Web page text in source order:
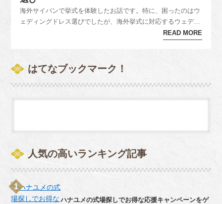
海外サイパンで挙式を体験したお話です。特に、困ったのはウ
ェディングドレス選びでしたが、海外挙式に対応するウェディ
ングドレスを選びをまとめてみました。他にも、海外挙式は、
（Hyatt Whit...
READ MORE
はてなブックマーク！
人気の高いランキング記事
ハナユメの式場探しでお得な応援キャンペーンをゲ